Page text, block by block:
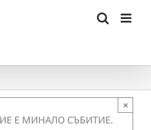
Е МИНАЛО СЪБИТИЕ.
×